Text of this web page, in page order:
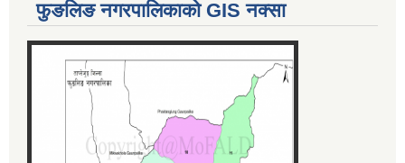
फुङलिङ नगरपालिकाको GIS नक्सा